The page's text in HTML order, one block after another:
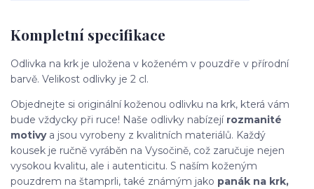
Kompletní specifikace
Odlivka na krk je uložena v koženém v pouzdře v přírodní
barvě. Velikost odlivky je 2 cl.
Objednejte si originální koženou odlivku na krk, která vám
bude vždycky při ruce! Naše odlivky nabízejí rozmanité
motivya jsou vyrobeny z kvalitních materiálů. Každý
kousek je ručně vyráběn na Vysočině, což zaručuje nejen
vysokou kvalitu, ale i autenticitu. S naším koženým
pouzdrem na štamprli, také známým jako panák na krk,